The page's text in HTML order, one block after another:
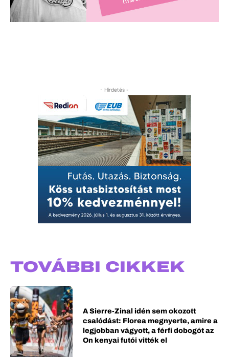
- Hirdetés -
TOVÁBBI CIKKEK
A Sierre-Zinal idén sem okozott
csalódást: Florea megnyerte, amire a
legjobban vágyott, a férfi dobogót az
On kenyai futói vitték el